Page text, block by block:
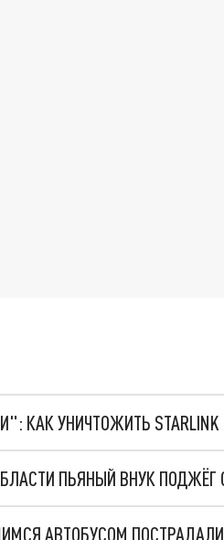
КАК УНИЧТОЖИТЬ STARLINK
ПЬЯНЫЙ ВНУК